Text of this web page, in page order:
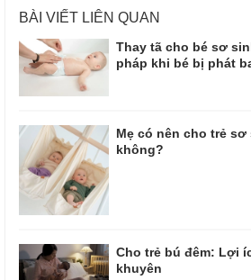
BÀI VIẾT LIÊN QUAN
Thay tã cho bé sơ
pháp khi bé bị phát
Mẹ có nên cho trẻ
không?
Cho trẻ bú đêm: Lợi
khuyên